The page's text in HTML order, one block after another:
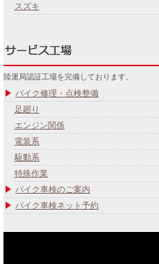
スズキ
陸運局認証工場を完備しております。
バイク修理・点検整備
足廻り
エンジン関係
電装系
駆動系
特殊作業
バイク車検のご案内
バイク車検ネット予約